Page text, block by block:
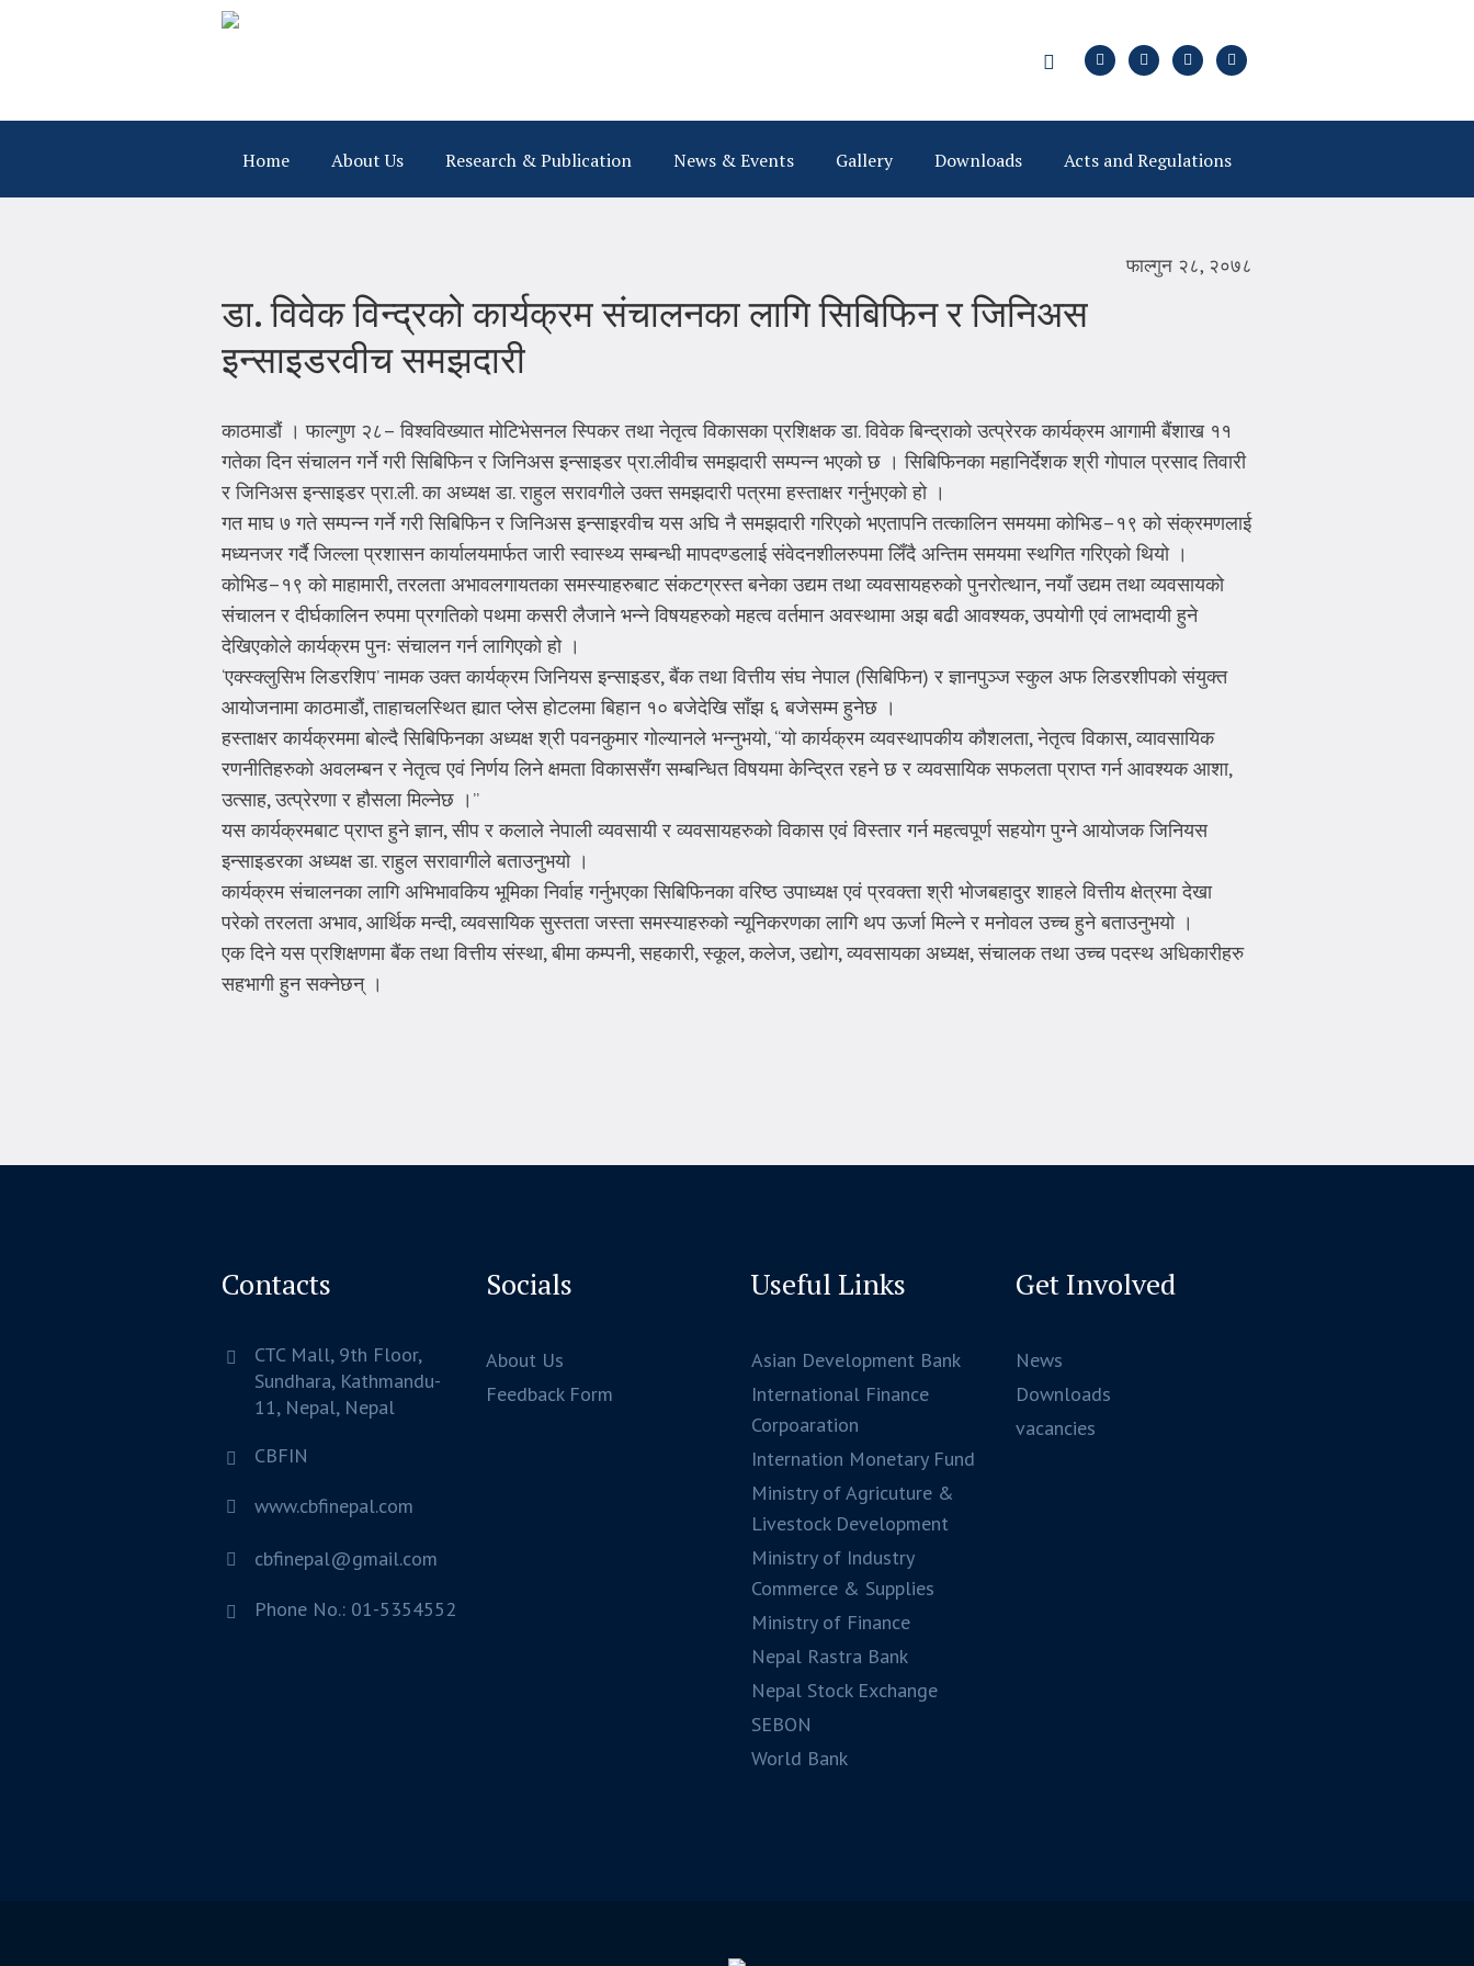
Home About Us Research & Publication News & Events Gallery Downloads Acts and Regulations
फाल्गुन २८, २०७८
डा. विवेक विन्द्रको कार्यक्रम संचालनका लागि सिबिफिन र जिनिअस
इन्साइडरवीच समझदारी
काठमाडौं । फाल्गुण २८– विश्वविख्यात मोटिभेसनल स्पिकर तथा नेतृत्व विकासका प्रशिक्षक डा. विवेक बिन्द्राको उत्प्रेरक कार्यक्रम आगामी बैंशाख ११
गतेका दिन संचालन गर्ने गरी सिबिफिन र जिनिअस इन्साइडर प्रा.लीवीच समझदारी सम्पन्न भएको छ । सिबिफिनका महानिर्देशक श्री गोपाल प्रसाद तिवारी
र जिनिअस इन्साइडर प्रा.ली. का अध्यक्ष डा. राहुल सरावगीले उक्त समझदारी पत्रमा हस्ताक्षर गर्नुभएको हो ।
गत माघ ७ गते सम्पन्न गर्ने गरी सिबिफिन र जिनिअस इन्साइरवीच यस अघि नै समझदारी गरिएको भएतापनि तत्कालिन समयमा कोभिड–१९ को संक्रमणलाई
मध्यनजर गर्दै जिल्ला प्रशासन कार्यालयमार्फत जारी स्वास्थ्य सम्बन्धी मापदण्डलाई संवेदनशीलरुपमा लिँदै अन्तिम समयमा स्थगित गरिएको थियो ।
कोभिड–१९ को माहामारी, तरलता अभावलगायतका समस्याहरुबाट संकटग्रस्त बनेका उद्यम तथा व्यवसायहरुको पुनरोत्थान, नयाँ उद्यम तथा व्यवसायको
संचालन र दीर्घकालिन रुपमा प्रगतिको पथमा कसरी लैजाने भन्ने विषयहरुको महत्व वर्तमान अवस्थामा अझ बढी आवश्यक, उपयोगी एवं लाभदायी हुने
देखिएकोले कार्यक्रम पुनः संचालन गर्न लागिएको हो ।
‘एक्स्क्लुसिभ लिडरशिप’ नामक उक्त कार्यक्रम जिनियस इन्साइडर, बैंक तथा वित्तीय संघ नेपाल (सिबिफिन) र ज्ञानपुञ्ज स्कुल अफ लिडरशीपको संयुक्त
आयोजनामा काठमाडौं, ताहाचलस्थित ह्यात प्लेस होटलमा बिहान १० बजेदेखि साँझ ६ बजेसम्म हुनेछ ।
हस्ताक्षर कार्यक्रममा बोल्दै सिबिफिनका अध्यक्ष श्री पवनकुमार गोल्यानले भन्नुभयो, “यो कार्यक्रम व्यवस्थापकीय कौशलता, नेतृत्व विकास, व्यावसायिक
रणनीतिहरुको अवलम्बन र नेतृत्व एवं निर्णय लिने क्षमता विकाससँग सम्बन्धित विषयमा केन्द्रित रहने छ र व्यवसायिक सफलता प्राप्त गर्न आवश्यक आशा,
उत्साह, उत्प्रेरणा र हौसला मिल्नेछ ।”
यस कार्यक्रमबाट प्राप्त हुने ज्ञान, सीप र कलाले नेपाली व्यवसायी र व्यवसायहरुको विकास एवं विस्तार गर्न महत्वपूर्ण सहयोग पुग्ने आयोजक जिनियस
इन्साइडरका अध्यक्ष डा. राहुल सरावागीले बताउनुभयो ।
कार्यक्रम संचालनका लागि अभिभावकिय भूमिका निर्वाह गर्नुभएका सिबिफिनका वरिष्ठ उपाध्यक्ष एवं प्रवक्ता श्री भोजबहादुर शाहले वित्तीय क्षेत्रमा देखा
परेको तरलता अभाव, आर्थिक मन्दी, व्यवसायिक सुस्तता जस्ता समस्याहरुको न्यूनिकरणका लागि थप ऊर्जा मिल्ने र मनोवल उच्च हुने बताउनुभयो ।
एक दिने यस प्रशिक्षणमा बैंक तथा वित्तीय संस्था, बीमा कम्पनी, सहकारी, स्कूल, कलेज, उद्योग, व्यवसायका अध्यक्ष, संचालक तथा उच्च पदस्थ अधिकारीहरु
सहभागी हुन सक्नेछन् ।
Contacts
CTC Mall, 9th Floor,
Sundhara, Kathmandu-
11, Nepal, Nepal
CBFIN
www.cbfinepal.com
cbfinepal@gmail.com
Phone No.: 01-5354552
Socials
About Us
Feedback Form
Useful Links
Asian Development Bank
International Finance
Corpoaration
Internation Monetary Fund
Ministry of Agricuture &
Livestock Development
Ministry of Industry
Commerce & Supplies
Ministry of Finance
Nepal Rastra Bank
Nepal Stock Exchange
SEBON
World Bank
Get Involved
News
Downloads
vacancies